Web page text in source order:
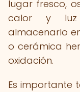
lugar fresco,
calor y luz
almacenarlo
o cerámica
oxidación.
Es importante